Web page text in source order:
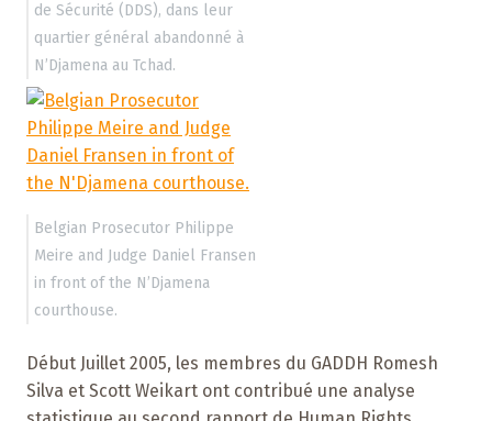
de Sécurité (DDS), dans leur
quartier général abandonné à
N’Djamena au Tchad.
Belgian Prosecutor Philippe
Meire and Judge Daniel Fransen
in front of the N’Djamena
courthouse.
Début Juillet 2005, les membres du GADDH Romesh
Silva et Scott Weikart ont contribué une analyse